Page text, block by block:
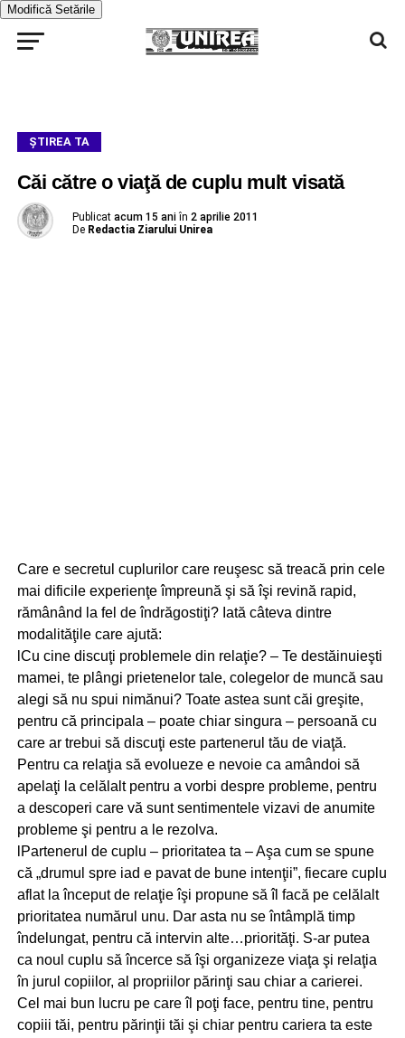
Modifică Setările
ŞTIREA TA
Căi către o viaţă de cuplu mult visată
Publicat acum 15 ani în 2 aprilie 2011
De Redactia Ziarului Unirea
Care e secretul cuplurilor care reuşesc să treacă prin cele
mai dificile experienţe împreună şi să îşi revină rapid,
rămânând la fel de îndrăgostiţi? Iată câteva dintre
modalităţile care ajută:
lCu cine discuţi problemele din relaţie? – Te destăinuieşti
mamei, te plângi prietenelor tale, colegelor de muncă sau
alegi să nu spui nimănui? Toate astea sunt căi greşite,
pentru că principala – poate chiar singura – persoană cu
care ar trebui să discuţi este partenerul tău de viaţă.
Pentru ca relaţia să evolueze e nevoie ca amândoi să
apelaţi la celălalt pentru a vorbi despre probleme, pentru
a descoperi care vă sunt sentimentele vizavi de anumite
probleme şi pentru a le rezolva.
lPartenerul de cuplu – prioritatea ta – Aşa cum se spune
că „drumul spre iad e pavat de bune intenţii”, fiecare cuplu
aflat la început de relaţie îşi propune să îl facă pe celălalt
prioritatea numărul unu. Dar asta nu se întâmplă timp
îndelungat, pentru că intervin alte…priorităţi. S-ar putea
ca noul cuplu să încerce să îşi organizeze viaţa şi relaţia
în jurul copiilor, al propriilor părinţi sau chiar a carierei.
Cel mai bun lucru pe care îl poţi face, pentru tine, pentru
copiii tăi, pentru părinţii tăi şi chiar pentru cariera ta este